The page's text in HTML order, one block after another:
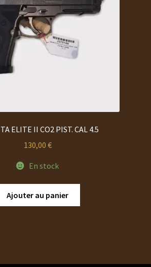
ELITE II CO2 PIST. CAL 4.5
130,00 €
En stock
Ajouter au panier